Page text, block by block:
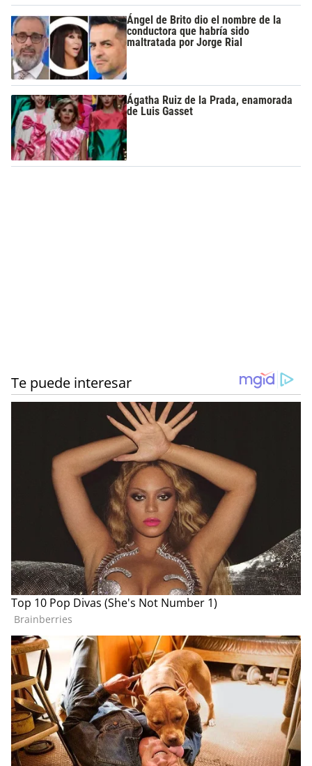
Ángel de Brito dio el nombre de la
conductora que habría sido
maltratada por Jorge Rial
Ágatha Ruiz de la Prada, enamorada
de Luis Gasset